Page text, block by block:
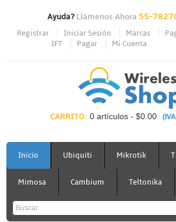
Ayuda?Llámenos Ahora 55-
Registrar Iniciar Sesión Marcas
IFT
Pagar Mi Cuenta
CARRITO: 0 artículos - $0.00
PAGAR
Inicio Ubiquiti Mikrotik
Mimosa Cambium Teltonika